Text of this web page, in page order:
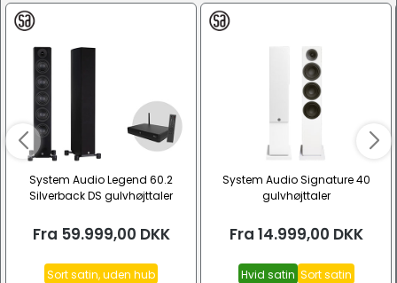
System Audio Legend 60.2
Silverback DS gulvhøjttaler
Fra 59.999,00 DKK
Sort satin, uden hub
System Audio Signature 40
gulvhøjttaler
Fra 14.999,00 DKK
Hvid satin Sort satin